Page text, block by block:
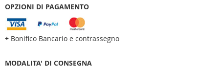
OPZIONI DI PAGAMENTO
+ Bonifico Bancario e contrassegno
MODALITA' DI CONSEGNA